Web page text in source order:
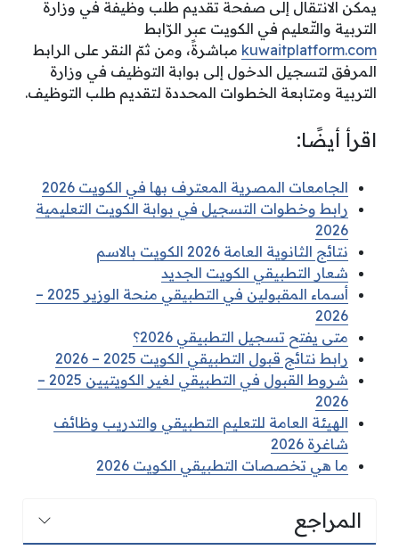
يمكن الانتقال إلى صفحة تقديم طلب وظيفة في وزارة
التربية والتّعليم في الكويت عبر الرّابط
kuwaitplatform.com مباشرةً، ومن ثمّ النقر على الرابط
المرفق لتسجيل الدخول إلى بوابة التوظيف في وزارة
التربية ومتابعة الخطوات المحددة لتقديم طلب التوظيف.
اقرأ أيضًا:
الجامعات المصرية المعترف بها في الكويت 2026
رابط وخطوات التسجيل في بوابة الكويت التعليمية
2026
نتائج الثانوية العامة 2026 الكويت بالاسم
شعار التطبيقي الكويت الجديد
أسماء المقبولين في التطبيقي منحة الوزير 2025 –
2026
متى يفتح تسجيل التطبيقي 2026؟
رابط نتائج قبول التطبيقي الكويت 2025 – 2026
شروط القبول في التطبيقي لغير الكويتيين 2025 –
2026
الهيئة العامة للتعليم التطبيقي والتدريب وظائف
شاغرة 2026
ما هي تخصصات التطبيقي الكويت 2026
المراجع